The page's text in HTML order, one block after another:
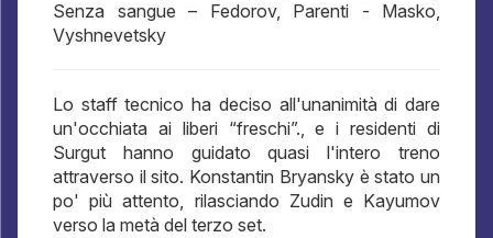
Senza sangue – Fedorov, Parenti - Masko,
Vyshnevetsky
Lo staff tecnico ha deciso all'unanimità di dare
un'occhiata ai liberi “freschi”., e i residenti di
Surgut hanno guidato quasi l'intero treno
attraverso il sito. Konstantin Bryansky è stato un
po' più attento, rilasciando Zudin e Kayumov
verso la metà del terzo set.